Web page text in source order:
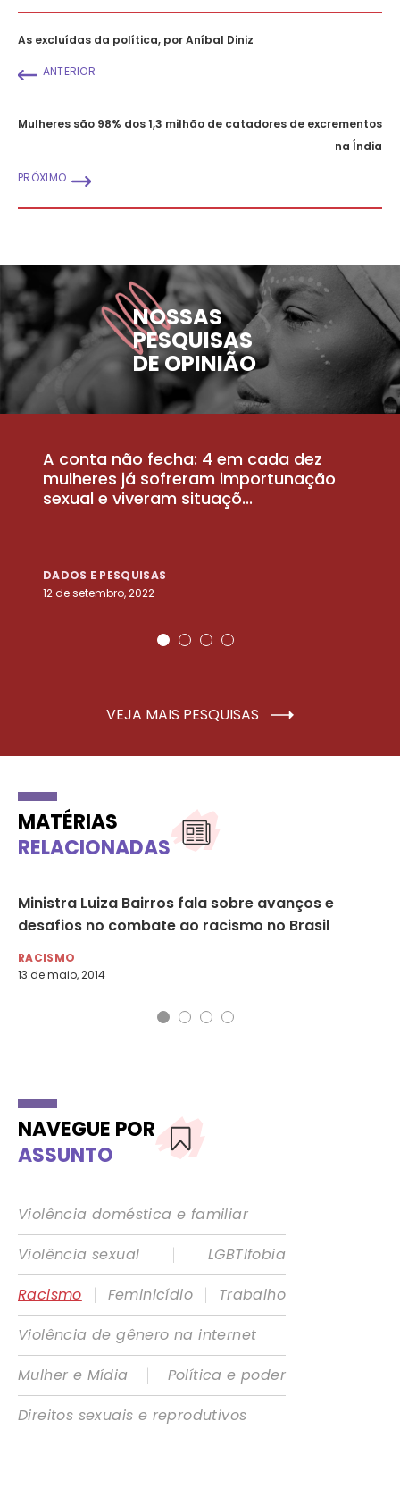
As excluídas da política, por Aníbal Diniz
ANTERIOR
Mulheres são 98% dos 1,3 milhão de catadores de excrementos
na Índia
PRÓXIMO
NOSSAS
PESQUISAS
DE OPINIÃO
A conta não fecha: 4 em cada dez
mulheres já sofreram importunação
sexual e viveram situaçõ...
DADOS E PESQUISAS
12 de setembro, 2022
VEJA MAIS PESQUISAS
MATÉRIAS
RELACIONADAS
Ministra Luiza Bairros fala sobre avanços e
desafios no combate ao racismo no Brasil
RACISMO
13 de maio, 2014
NAVEGUE POR
ASSUNTO
Violência doméstica e familiar
Violência sexual
|
LGBTIfobia
Racismo
| Feminicídio |
Trabalho
Violência de gênero na internet
Mulher e Mídia
|
Política e poder
Direitos sexuais e reprodutivos